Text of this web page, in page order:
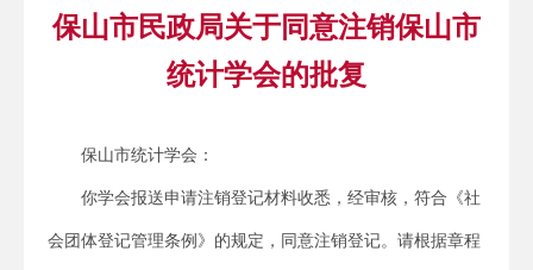
保山市民政局关于同意注销保山市
统计学会的批复
保山市统计学会：
你学会报送申请注销登记材料收悉，经审核，符合《社
会团体登记管理条例》的规定，同意注销登记。请根据章程